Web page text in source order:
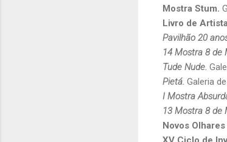
Mostra Stum.
Livro de
Pavilhão 20
14 Mostra 8 de
Tude Nude.
Pietá. Galeria
I Mostra
13 Mostra 8 de
Novos